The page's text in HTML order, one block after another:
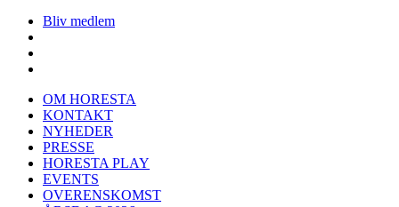
Bliv medlem
OM HORESTA
KONTAKT
NYHEDER
PRESSE
HORESTA PLAY
EVENTS
OVERENSKOMST